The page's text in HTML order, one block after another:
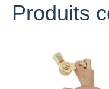
Produits